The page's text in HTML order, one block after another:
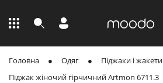
Головна Одяг
Піджаки і жакети
Піджак жіночий гірчичний Artmon 6711.3